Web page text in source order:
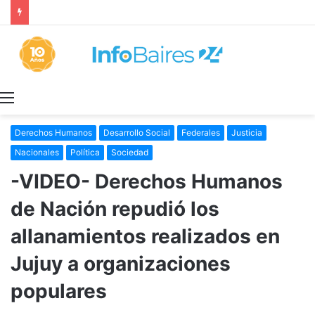
Derechos Humanos Desarrollo Social Federales
Justicia
Nacionales
Política Sociedad
-VIDEO- Derechos Humanos
de Nación repudió los
allanamientos realizados en
Jujuy a organizaciones
populares